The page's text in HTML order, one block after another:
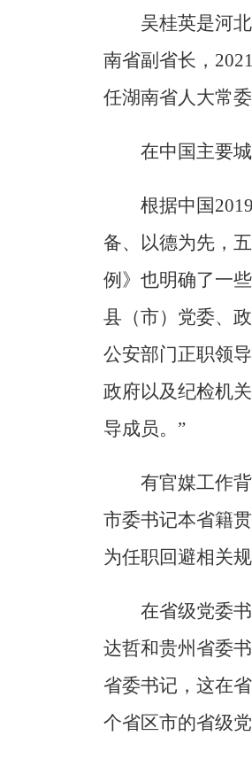
吴桂英是河
南省副省长，
任湖南省人大常
在中国主要
根据中国
备、以德为先，
例》也明确了一
县（市）党委、
公安部门正职领
政府以及纪检机
导成员。”
有官媒工作
市委书记本省籍
为任职回避相关
在省级党委
达哲和贵州省委
省委书记，这在
个省区市的省级